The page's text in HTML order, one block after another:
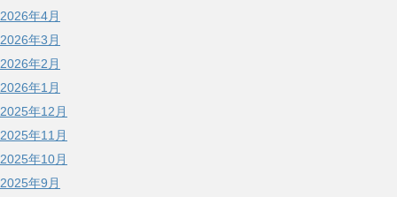
2026年4月
2026年3月
2026年2月
2026年1月
2025年12月
2025年11月
2025年10月
2025年9月